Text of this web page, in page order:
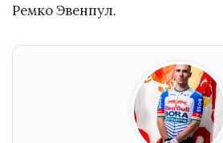
Ремко Эвенпул.